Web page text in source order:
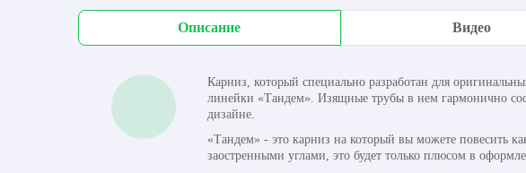
Описание Видео
Карниз, который специально разработан для
линейки «Тандем». Изящные трубы в нем гармонично
дизайне.
«Тандем» - это карниз на который вы можете повесить
заостренными углами, это будет только плюсом в